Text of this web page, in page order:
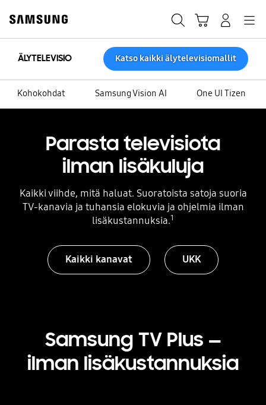
content
ÄLYTELEVISIO Katso kaikki älytelevisiomallit
Kohokohdat Samsung Vision AI One UI Tizen
Parasta televisiota
ilman lisäkuluja
Kaikki viihde, mitä haluat. Suoratoista satoja suoria
TV-kanavia ja tuhansia elokuvia ja ohjelmia ilman
lisäkustannuksia.1
Kaikki kanavat UKK
Samsung TV Plus —
ilman lisäkustannuksia